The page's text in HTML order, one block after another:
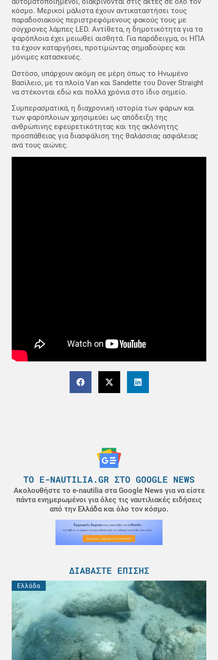
κόσμο. Μερικοί μάλιστα έχουν αντικαταστήσει τους
παραδοσιακούς περιστρεφόμενους φακούς τους με
σύγχρονες λάμπες LED. Αντίθετα, η δημοτικότητα για τα
φαρόπλοια έχει μειωθεί αισθητά. Για παράδειγμα, οι ΗΠΑ
τα έχουν καταργήσει, προτιμώντας σημαδούρες και
μόνιμες κατασκευές.
Ωστόσο, υπάρχουν ακόμη σε μέρη όπως το Ηνωμένο
Βασίλειο, με τα πλοία Van και Sandette του Dover Straight
να στέκονται εδώ και πολλά χρόνια στο ίδιο σημείο.
Συμπερασματικά, η διαχρονική ιστορία των φάρων και
των φαρόπλοιων χρησιμεύει ως απόδειξη της
ανθρώπινης εφευρετικότητας και της ακλόνητης
προσπάθειας για διασφάλιση της θαλάσσιας ασφάλειας
ανά τους αιώνες.
ΤΟ E-NAUTILIA.GR ΣΤΟ GOOGLE NEWS
Ακολουθήστε το e-nautilia στα Google News για να είστε
πάντα ενημερωμένοι για όλες τις ναυτιλιακές ειδήσεις
από την Ελλάδα και όλο τον κόσμο.
ΔΙΑΒΆΣΤΕ ΕΠΊΣΗΣ
Ελλάδα